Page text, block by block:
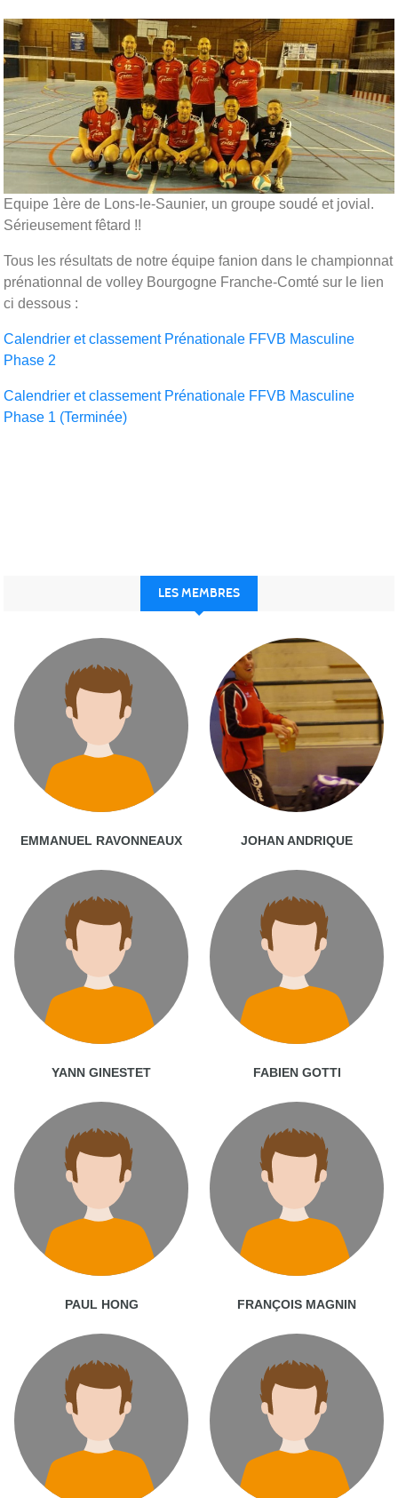
Equipe 1ère de Lons-le-Saunier, un groupe soudé et jovial.
Sérieusement fêtard !!
Tous les résultats de notre équipe fanion dans le championnat
prénationnal de volley Bourgogne Franche-Comté sur le lien
ci dessous :
Calendrier et classement Prénationale FFVB Masculine
Phase 2
Calendrier et classement Prénationale FFVB Masculine
Phase 1 (Terminée)
LES MEMBRES
EMMANUEL RAVONNEAUX JOHAN ANDRIQUE
YANN GINESTET FABIEN GOTTI
PAUL HONG FRANÇOIS MAGNIN